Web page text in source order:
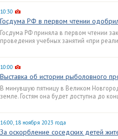
10:30
Госдума РФ в первом чтении
Госдума РФ приняла в первом чтении
проведения учебных занятий «при
10:00
Выставка об истории рыболовного
В минувшую пятницу в Великом
земле. Гостям она будет доступна до
16:00, 18 ноября 2023 года
За оскорбление соседских детей